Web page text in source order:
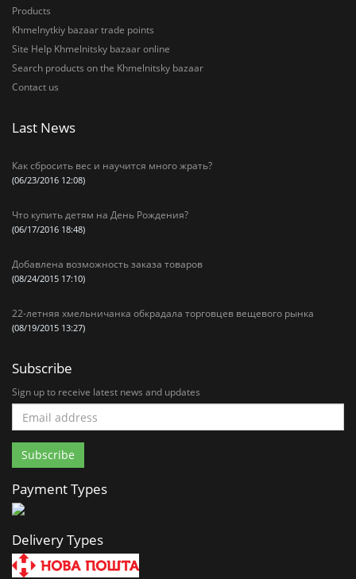
Products
Khmelnytkiy bazaar trade points
Site Help Khmelnitsky bazaar online
Search products on the Khmelnitsky bazaar
Contact us
Last News
Как сбросить вес и научится много жрать?
(06/23/2016 12:08)
Что купить детям на День Рождения?
(06/17/2016 18:48)
Добавлена возможность заказа товаров
(08/24/2015 17:10)
22-летняя хмельничанка обкрадала торговцев вещевого рынка
(08/19/2015 13:27)
Subscribe
Sign up to receive latest news and updates
Payment Types
Delivery Types